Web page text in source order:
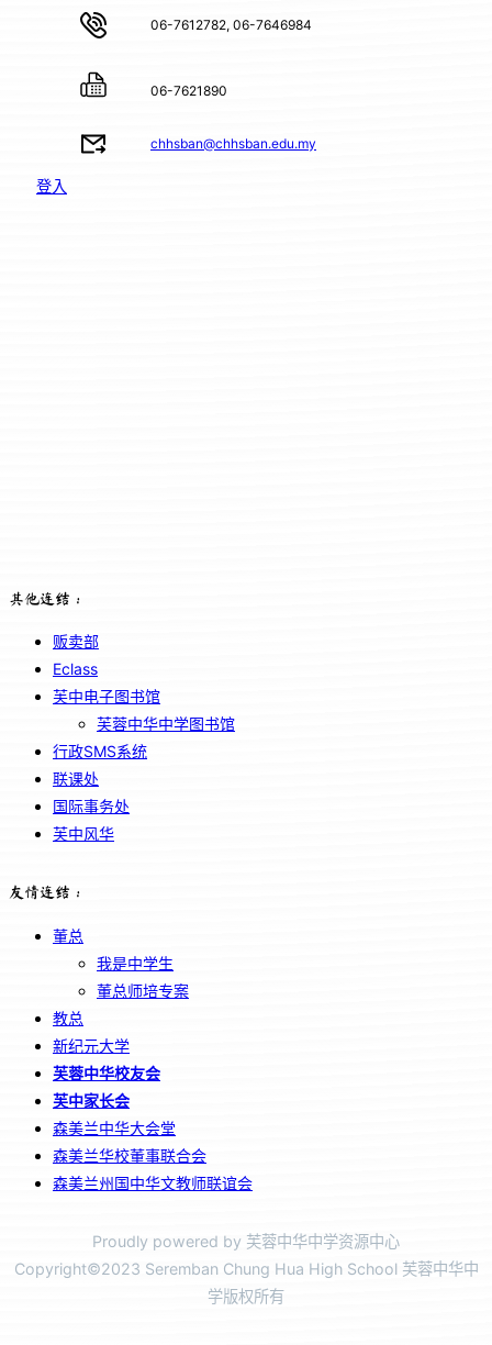
06-7612782, 06-7646984
06-7621890
chhsban@chhsban.edu.my
登入
其他连结：
贩卖部
Eclass
芙中电子图书馆
芙蓉中华中学图书馆
行政SMS系统
联课处
国际事务处
芙中风华
友情连结：
董总
我是中学生
董总师培专案
教总
新纪元大学
芙蓉中华校友会
芙中家长会
森美兰中华大会堂
森美兰华校董事联合会
森美兰州国中华文教师联谊会
Proudly powered by 芙蓉中华中学资源中心
Copyright©2023 Seremban Chung Hua High School 芙蓉中华中
学版权所有